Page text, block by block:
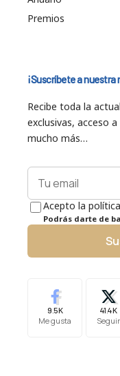
Premios
¡Suscríbete a
Recibe toda la
exclusivas, acceso
mucho más…
Acepto la
Podrás darte de
9.5K
Me gusta
41.4K
Seguir